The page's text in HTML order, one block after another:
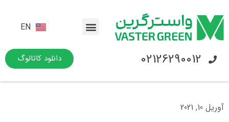
EN
02126290012 دانلود کاتالوگ
آوریل 10, 2021